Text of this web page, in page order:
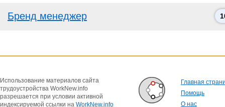
Бренд менеджер
Использование материалов сайта
трудоустройства WorkNew.info
разрешается при условии активной
индексируемой ссылки на WorkNew.info
Главная
Помощь
О нас